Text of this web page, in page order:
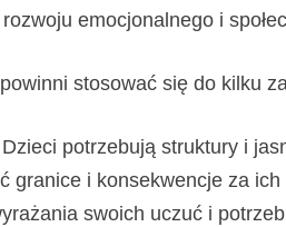
emocjonalnego i
stosować się do kilku
potrzebują struktury i
granice i konsekwencje za
swoich uczuć i